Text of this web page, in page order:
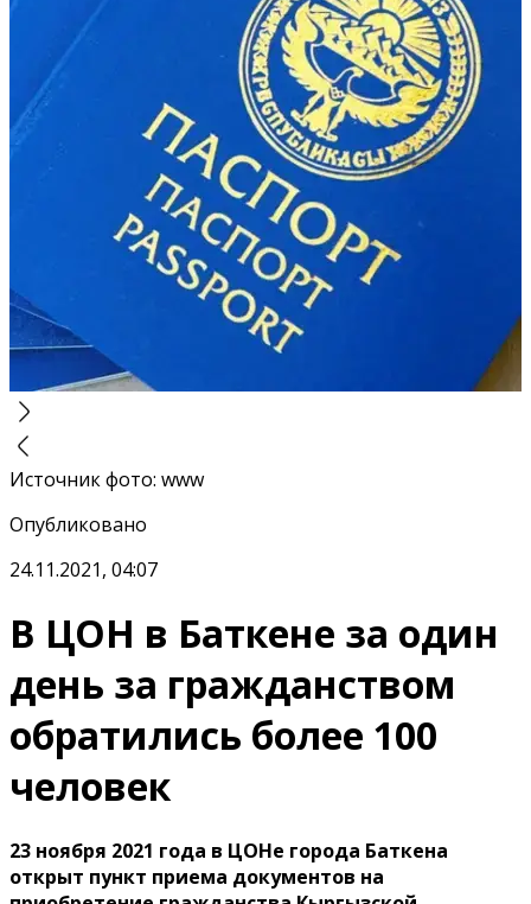
Источник фото: www
Опубликовано
24.11.2021, 04:07
В ЦОН в Баткене за один
день за гражданством
обратились более 100
человек
23 ноября 2021 года в ЦОНе города Баткена
открыт пункт приема документов на